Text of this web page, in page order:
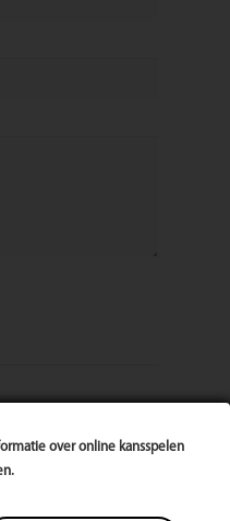
over online kansspelen